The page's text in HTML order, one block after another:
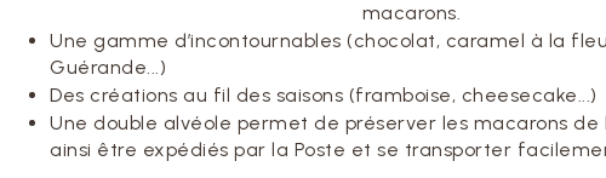
macarons.
Une gamme d’incontournables (chocolat, caramel à la
Guérande...)
Des créations au fil des saisons (framboise, cheesecake...)
Une double alvéole permet de préserver les macarons de
ainsi être expédiés par la Poste et se transporter